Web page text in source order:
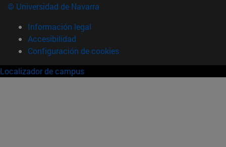
© Universidad de Navarra
Información legal
Accesibilidad
Configuración de cookies
Localizador de campus